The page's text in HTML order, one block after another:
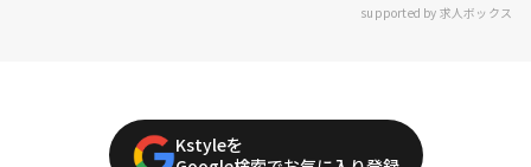
supported by 求人ボックス
Kstyleを